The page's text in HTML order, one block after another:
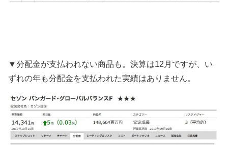
▼分配金が支払われない商品も。決算は12 月ですが、い
ずれの年も分配金を支払われた実績はありません。